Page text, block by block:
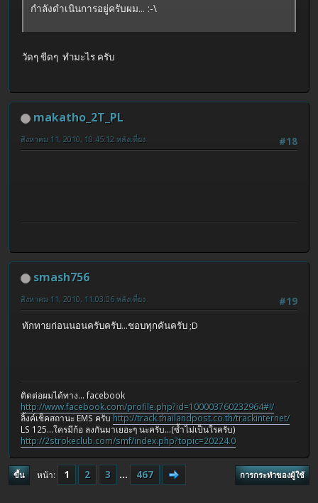
กำลังดำเนินการอยู่ครับผม... :-\
วัดๆ ขีดๆ ทำมะไร ครับ
makatho_2T_PL
#18
สิงหาคม 11, 2010, 10:45:12 หลังเที่ยง
smash756
#19
สิงหาคม 11, 2010, 11:03:06 หลังเที่ยง
ทักทายก่อนนอนครับครับ...ชอบทุกคันครับ ;D
ติดต่อผมได้ทาง... facebook
http://www.facebook.com/profile.php?id=100003760232964#!/
ลิ้งค์เช็คสถานะ EMS ครับ http://track.thailandpost.co.th/trackinternet/
LS 125...ใครมีก้อ ลงกันมาเยอะๆ นะครับ...(ซ้ำไม่เป็นใรครับ)
http://2strokeclub.com/smf/index.php?topic=20224.0
ขึ้น หน้า 1 2 3 ... 467 การกระทำของผู้ใช้